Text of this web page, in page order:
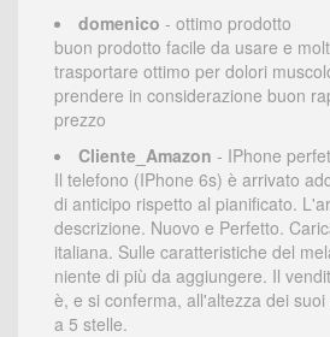
domenico - ottimo prodotto
buon prodotto facile da usare e
trasportare ottimo per dolori
prendere in considerazione buon
prezzo
Cliente_Amazon - IPhone
Il telefono (IPhone 6s) è arrivato
di anticipo rispetto al pianificato.
descrizione. Nuovo e Perfetto.
italiana. Sulle caratteristiche del
niente di più da aggiungere. Il
è, e si conferma, all'altezza dei
a 5 stelle.